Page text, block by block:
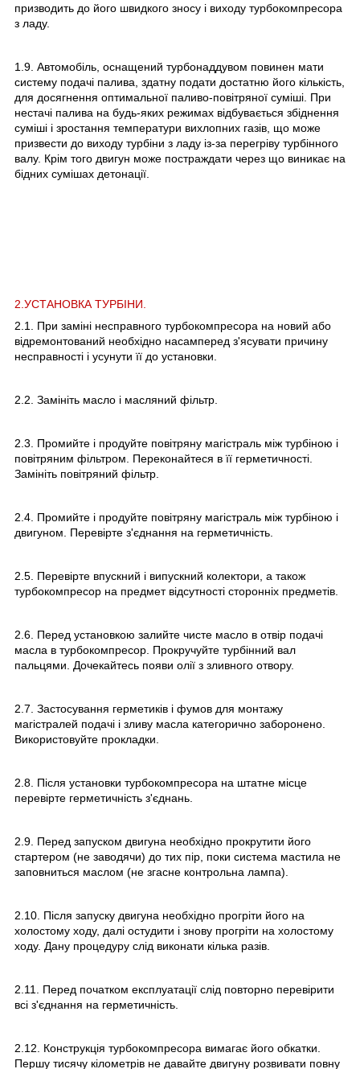
призводить до його швидкого зносу і виходу турбокомпресора
з ладу.
1.9. Автомобіль, оснащений турбонаддувом повинен мати
систему подачі палива, здатну подати достатню його кількість,
для досягнення оптимальної паливо-повітряної суміші. При
нестачі палива на будь-яких режимах відбувається збіднення
суміші і зростання температури вихлопних газів, що може
призвести до виходу турбіни з ладу із-за перегріву турбінного
валу. Крім того двигун може постраждати через що виникає на
бідних сумішах детонації.
2.УСТАНОВКА ТУРБІНИ.
2.1. При заміні несправного турбокомпресора на новий або
відремонтований необхідно насамперед з'ясувати причину
несправності і усунути її до установки.
2.2. Замініть масло і масляний фільтр.
2.3. Промийте і продуйте повітряну магістраль між турбіною і
повітряним фільтром. Переконайтеся в її герметичності.
Замініть повітряний фільтр.
2.4. Промийте і продуйте повітряну магістраль між турбіною і
двигуном. Перевірте з'єднання на герметичність.
2.5. Перевірте впускний і випускний колектори, а також
турбокомпресор на предмет відсутності сторонніх предметів.
2.6. Перед установкою залийте чисте масло в отвір подачі
масла в турбокомпресор. Прокручуйте турбінний вал
пальцями. Дочекайтесь появи олії з зливного отвору.
2.7. Застосування герметиків і фумов для монтажу
магістралей подачі і зливу масла категорично заборонено.
Використовуйте прокладки.
2.8. Після установки турбокомпресора на штатне місце
перевірте герметичність з'єднань.
2.9. Перед запуском двигуна необхідно прокрутити його
стартером (не заводячи) до тих пір, поки система мастила не
заповниться маслом (не згасне контрольна лампа).
2.10. Після запуску двигуна необхідно прогріти його на
холостому ходу, далі остудити і знову прогріти на холостому
ходу. Дану процедуру слід виконати кілька разів.
2.11. Перед початком експлуатації слід повторно перевірити
всі з'єднання на герметичність.
2.12. Конструкція турбокомпресора вимагає його обкатки.
Першу тисячу кілометрів не давайте двигуну розвивати повну